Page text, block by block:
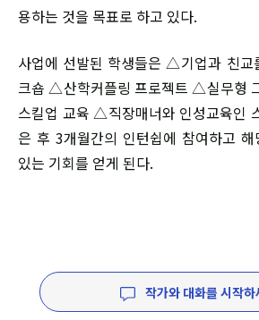
용하는 것을 목표로 하고 있다.
사업에 선발된 학생들은 △기업과 친교
크숍 △산학커플링 프로젝트 △실무형
스킬업 교육 △직장매너와 인성교육인
은 후 3개월간의 인턴쉽에 참여하고
있는 기회를 얻게 된다.
작가와 대화를 시작하